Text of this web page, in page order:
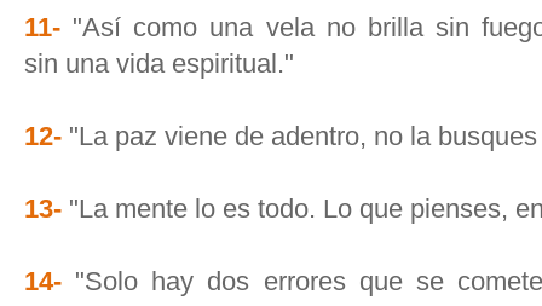
11- "Así como una vela no brilla sin
sin una vida espiritual."
12- "La paz viene de adentro, no la
13- "La mente lo es todo. Lo que pienses,
14- "Solo hay dos errores que se